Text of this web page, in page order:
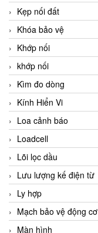
Kẹp nối đất
Khóa bảo vệ
Khớp nối
khớp nối
Kìm đo dòng
Kính Hiển Vi
Loa cảnh báo
Loadcell
Lõi lọc dầu
Lưu lượng kế điện từ
Ly hợp
Mạch bảo vệ động cơ
Màn hình